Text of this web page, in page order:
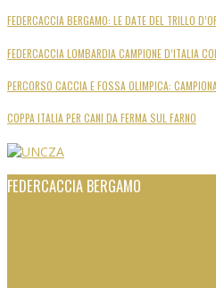
FEDERCACCIA BERGAMO: LE DATE DEL TRILLO
FEDERCACCIA LOMBARDIA CAMPIONE D’ITALIA
PERCORSO CACCIA E FOSSA OLIMPICA:
COPPA ITALIA PER CANI DA FERMA SUL FARNO
FEDERCACCIA BERGAMO